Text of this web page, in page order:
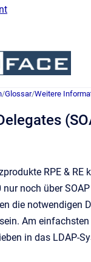
Go
/Glossar/Weitere
RPE & RE
noch über
die notwendigen
Am
in das LDAP-